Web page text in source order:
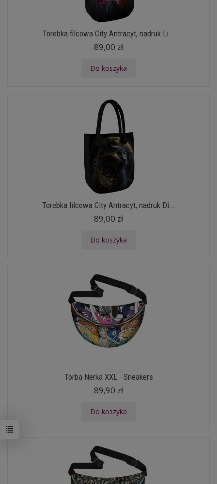
Torebka filcowa City Antracyt, nadruk Li...
89,00 zł
Do koszyka
Torebka filcowa City Antracyt, nadruk Di...
89,00 zł
Do koszyka
Torba Nerka XXL - Sneakers
89,90 zł
Do koszyka